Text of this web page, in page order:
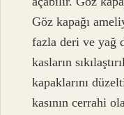
Göz kapağı
fazla deri ve yağ
kasların
kapaklarını
kasının cerrahi